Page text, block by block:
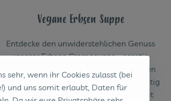
Vegane Erbsen Suppe
Entdecke den unwiderstehlichen Genuss
unserer Erbsen Cremesuppe - samtig,
aromatisch und voll Bio-Gemüse. Erbsen
sind sehr beliebt und können sehr vielseitig
als Nahrungsmittel genutzt, verarbeitet
sehr, wenn ihr Cookies zulasst (bei
und uns somit erlaubt, Daten für